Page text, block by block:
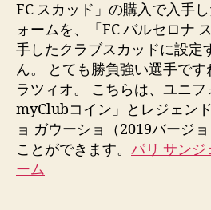
FC スカッド」の購入で入手
ォームを、「FC バルセロナ
手したクラブスカッドに設定
ん。 とても勝負強い選手で
ラツィオ。 こちらは、ユニ
myClubコイン」とレジェン
ョ ガウーショ（2019バージ
ことができます。 パリ サンジ
ーム